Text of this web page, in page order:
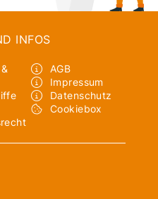
INFOS
AGB
Impressum
Datenschutz
Cookiebox